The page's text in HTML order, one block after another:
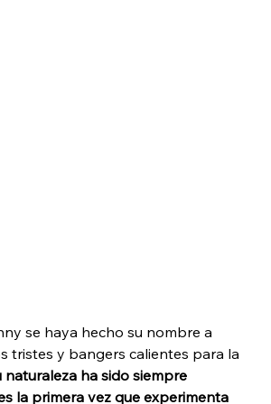
se haya hecho su nombre a
tristes y bangers calientes para la
naturaleza ha sido siempre
la primera vez que experimenta